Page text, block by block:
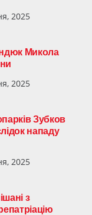
2025
Микола
2025
Зубков
нападу
2025
з